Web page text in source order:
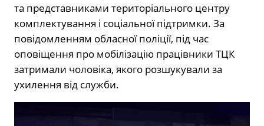
та представниками територіального центру
комплектування і соціальної підтримки. За
повідомленням обласної поліції, під час
оповіщення про мобілізацію працівники ТЦК
затримали чоловіка, якого розшукували за
ухилення від служби.